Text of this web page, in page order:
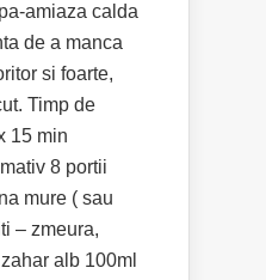
amiaza calda
de a manca
si foarte,
Timp de
15 min
8 portii
mure ( sau
– zmeura,
alb 100ml